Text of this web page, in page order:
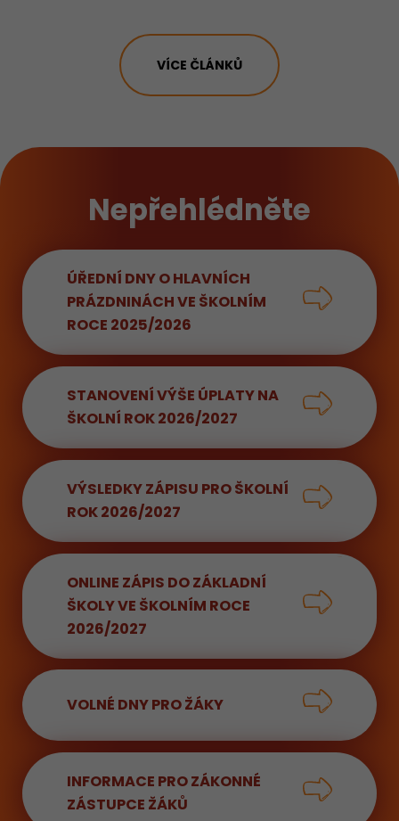
VÍCE ČLÁNKŮ
Nepřehlédněte
ÚŘEDNÍ DNY O HLAVNÍCH
PRÁZDNINÁCH VE ŠKOLNÍM
ROCE 2025/2026
STANOVENÍ VÝŠE ÚPLATY NA
ŠKOLNÍ ROK 2026/2027
VÝSLEDKY ZÁPISU PRO ŠKOLNÍ
ROK 2026/2027
ONLINE ZÁPIS DO ZÁKLADNÍ
ŠKOLY VE ŠKOLNÍM ROCE
2026/2027
VOLNÉ DNY PRO ŽÁKY
INFORMACE PRO ZÁKONNÉ
ZÁSTUPCE ŽÁKŮ